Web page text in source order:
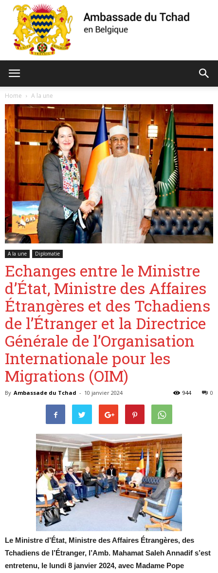
du
Home A la une
A la une Diplomatie
Echanges entre le Ministre
d’État, Ministre des Affaires
Étrangères et des Tchadiens
de l’Étranger et la Directrice
Générale de l’Organisation
Internationale pour les
Migrations (OIM)
By Ambassade du Tchad - 10 janvier 2024 0
944
Le Ministre d’État, Ministre des Affaires Étrangères, des
Tchadiens de l’Étranger, l’Amb. Mahamat Saleh Annadif s’est
entretenu, le lundi 8 janvier 2024, avec Madame Pope